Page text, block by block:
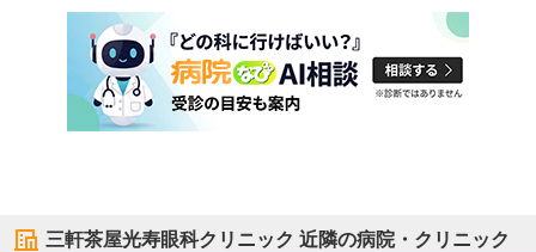
三軒茶屋光寿眼科クリニック 近隣の病院・クリニック